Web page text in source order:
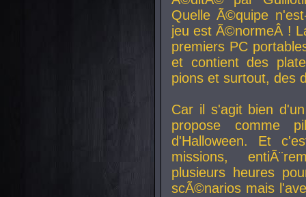
Quelle Ã©quipe
jeu est Ã©normeÂ !
premiers PC
et contient des
pions et surtout, des
Car il s'agit bien
propose comme
d'Halloween. Et
missions,
plusieurs heures
scÃ©narios mais